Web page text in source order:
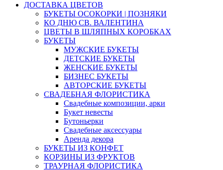
ДОСТАВКА ЦВЕТОВ
БУКЕТЫ ОСОКОРКИ | ПОЗНЯКИ
КО ДНЮ СВ. ВАЛЕНТИНА
ЦВЕТЫ В ШЛЯПНЫХ КОРОБКАХ
БУКЕТЫ
МУЖСКИЕ БУКЕТЫ
ДЕТСКИЕ БУКЕТЫ
ЖЕНСКИЕ БУКЕТЫ
БИЗНЕС БУКЕТЫ
АВТОРСКИЕ БУКЕТЫ
СВАДЕБНАЯ ФЛОРИСТИКА
Свадебные композиции, арки
Букет невесты
Бутоньерки
Свадебные аксессуары
Аренда декора
БУКЕТЫ ИЗ КОНФЕТ
КОРЗИНЫ ИЗ ФРУКТОВ
ТРАУРНАЯ ФЛОРИСТИКА